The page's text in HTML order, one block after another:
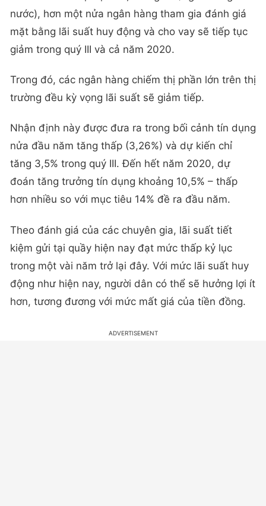
nước), hơn một nửa ngân hàng tham gia đánh giá
mặt bằng lãi suất huy động và cho vay sẽ tiếp tục
giảm trong quý III và cả năm 2020.
Trong đó, các ngân hàng chiếm thị phần lớn trên thị
trường đều kỳ vọng lãi suất sẽ giảm tiếp.
Nhận định này được đưa ra trong bối cảnh tín dụng
nửa đầu năm tăng thấp (3,26%) và dự kiến chỉ
tăng 3,5% trong quý III. Đến hết năm 2020, dự
đoán tăng trưởng tín dụng khoảng 10,5% – thấp
hơn nhiều so với mục tiêu 14% đề ra đầu năm.
Theo đánh giá của các chuyên gia, lãi suất tiết
kiệm gửi tại quầy hiện nay đạt mức thấp kỷ lục
trong một vài năm trở lại đây. Với mức lãi suất huy
động như hiện nay, người dân có thể sẽ hưởng lợi ít
hơn, tương đương với mức mất giá của tiền đồng.